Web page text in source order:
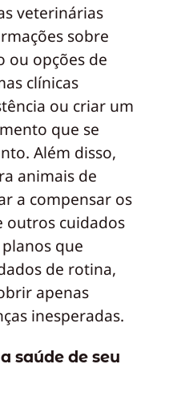
veterinárias
sobre
ou opções de
clínicas
ou criar um
que se
Além disso,
animais de
a compensar os
outros cuidados
que
de rotina,
apenas
inesperadas.
saúde de seu